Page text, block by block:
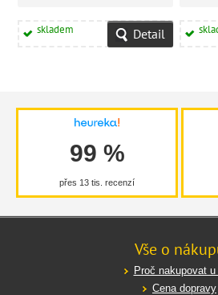
skladem Detail
99 %
přes 13 tis. recenzí
Vše o
Proč nakupovat u
Cena dopravy